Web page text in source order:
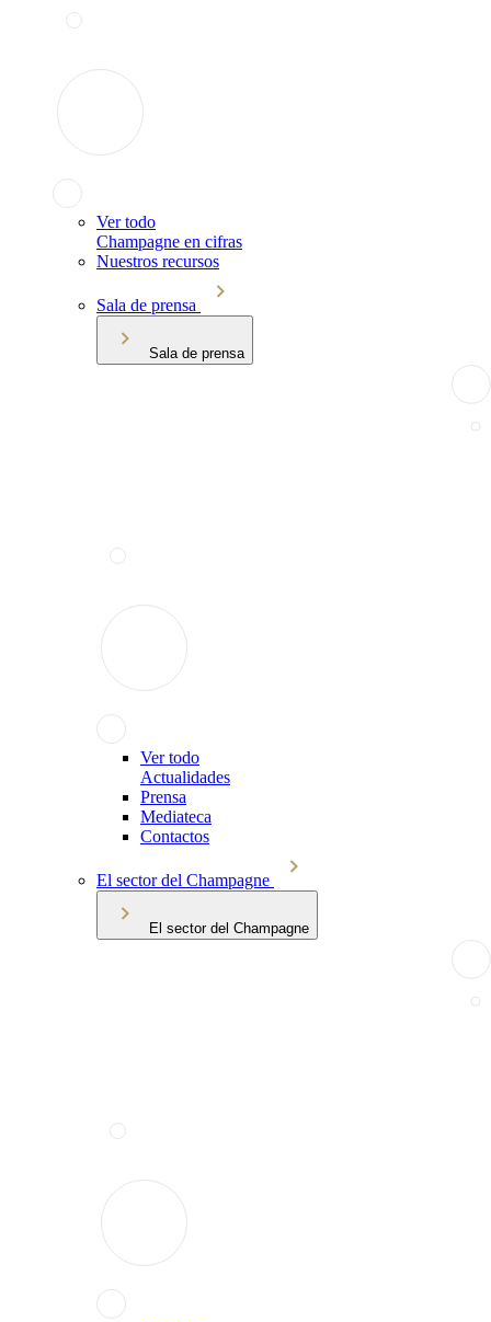
Ver todo
Champagne en cifras
Nuestros recursos
Sala de prensa
Sala de prensa
Ver todo
Actualidades
Prensa
Mediateca
Contactos
El sector del Champagne
El sector del Champagne